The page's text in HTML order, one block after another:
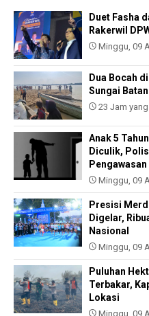
Duet Fasha
Rakerwil
Minggu, 09
Dua Bocah
Sungai
23 Jam
Anak 5
Diculik,
Pengawasan
Minggu, 09
Presisi
Digelar,
Nasional
Minggu, 09
Puluhan
Terbakar,
Lokasi
Minggu, 09